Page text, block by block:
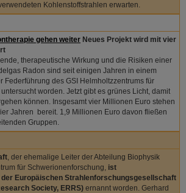
Kohlenstoffstrahlen erwarten.
gehen weiter Neues Projekt wird mit vier
therapeutische Wirkung und die Risiken einer
Radon sind seit einigen Jahren in einem
Federführung des GSI Helmholtzzentrums für
worden. Jetzt gibt es grünes Licht, damit
können. Insgesamt vier Millionen Euro stehen
Jahren bereit. 1,9 Millionen Euro davon fließen
Gruppen.
, der ehemalige Leiter der Abteilung Biophysik
für Schwerionenforschung, ist
der Europäischen Strahlenforschungsgesellschaft
Society, ERRS) ernannt worden. Gerhard